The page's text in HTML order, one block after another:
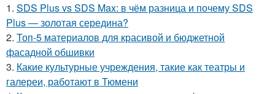
1. SDS Plus vs SDS Max: в чём разница и почему SDS
Plus — золотая середина?
2. Топ-5 материалов для красивой и бюджетной
фасадной обшивки
3. Какие культурные учреждения, такие как театры и
галереи, работают в Тюмени